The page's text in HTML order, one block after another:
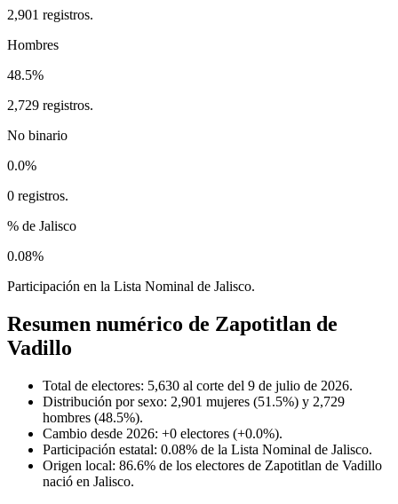
2,901 registros.
Hombres
48.5%
2,729 registros.
No binario
0.0%
0 registros.
% de Jalisco
0.08%
Participación en la Lista Nominal de Jalisco.
Resumen numérico de Zapotitlan de
Vadillo
Total de electores: 5,630 al corte del 9 de julio de 2026.
Distribución por sexo: 2,901 mujeres (51.5%) y 2,729
hombres (48.5%).
Cambio desde 2026: +0 electores (+0.0%).
Participación estatal: 0.08% de la Lista Nominal de Jalisco.
Origen local: 86.6% de los electores de Zapotitlan de Vadillo
nació en Jalisco.